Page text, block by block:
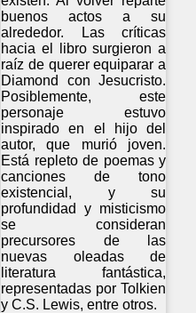
buenos actos a su
alrededor. Las críticas
hacia el libro surgieron a
raíz de querer equiparar a
Diamond con Jesucristo.
Posiblemente, este
personaje estuvo
inspirado en el hijo del
autor, que murió joven.
Está repleto de poemas y
canciones de tono
existencial, y su
profundidad y misticismo
se consideran
precursores de las
nuevas oleadas de
literatura fantástica,
representadas por Tolkien
y C.S. Lewis, entre otros.